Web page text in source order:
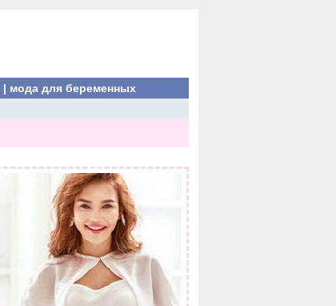
| мода для беременных